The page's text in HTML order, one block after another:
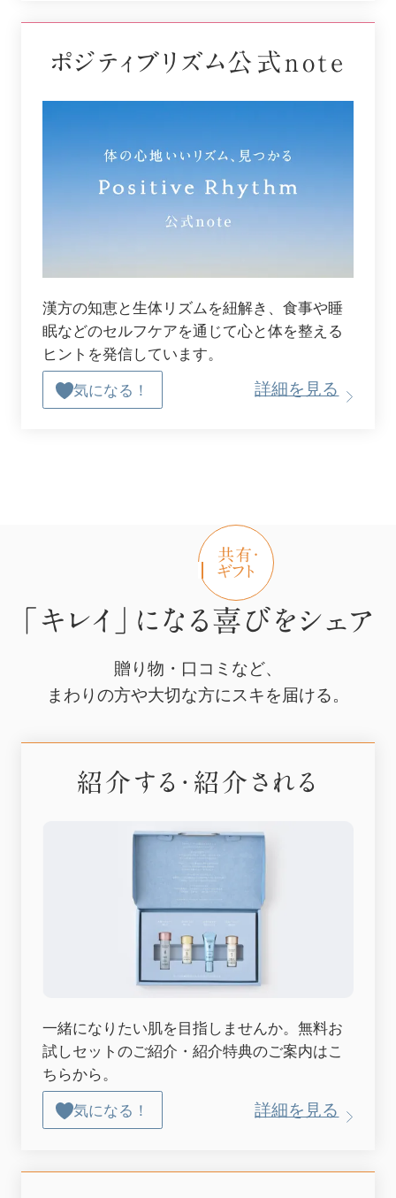
ポジティブリズム公式note
漢方の知恵と生体リズムを紐解き、食事や睡
眠などのセルフケアを通じて心と体を整える
ヒントを発信しています。
気になる！ 詳細を見る
「キレイ」になる喜びをシェア
贈り物・口コミなど、
まわりの方や大切な方にスキを届ける。
紹介する・紹介される
一緒になりたい肌を目指しませんか。無料お
試しセットのご紹介・紹介特典のご案内はこ
ちらから。
気になる！ 詳細を見る